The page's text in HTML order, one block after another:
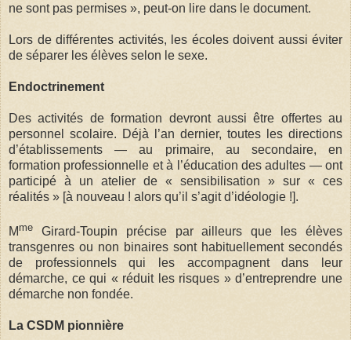
ne sont pas permises », peut-on lire dans le document.
Lors de différentes activités, les écoles doivent aussi éviter
de séparer les élèves selon le sexe.
Endoctrinement
Des activités de formation devront aussi être offertes au
personnel scolaire. Déjà l’an dernier, toutes les directions
d’établissements — au primaire, au secondaire, en
formation professionnelle et à l’éducation des adultes — ont
participé à un atelier de « sensibilisation » sur « ces
réalités » [à nouveau ! alors qu’il s’agit d’idéologie !].
M me Girard-Toupin précise par ailleurs que les élèves
transgenres ou non binaires sont habituellement secondés
de professionnels qui les accompagnent dans leur
démarche, ce qui « réduit les risques » d’entreprendre une
démarche non fondée.
La CSDM pionnière